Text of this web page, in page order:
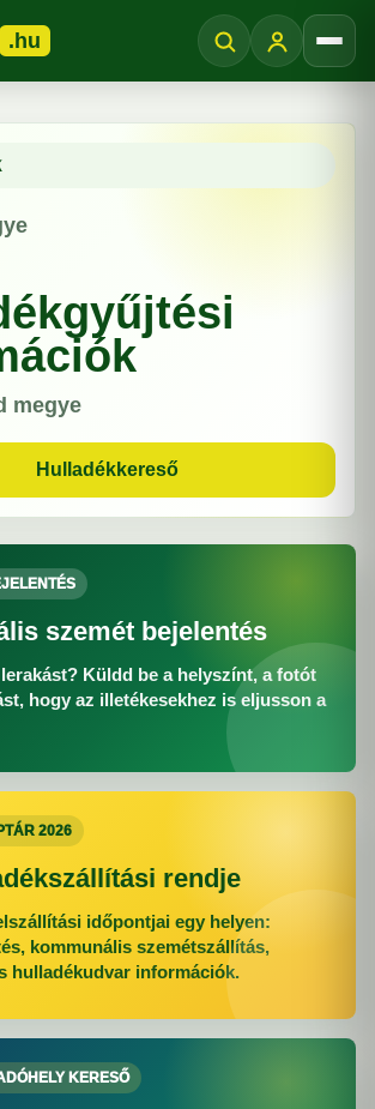
.hu
megye
Hulladékkereső
szemét bejelentés
Küldd be a helyszínt, a fotót
hogy az illetékesekhez is eljusson a
2026
rendje
időpontjai egy helyen:
kommunális szemétszállítás,
hulladékudvar információk.
KERESŐ